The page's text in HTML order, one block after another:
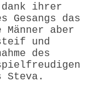
ihrer
Gesangs das
aber
und
des
Steva.